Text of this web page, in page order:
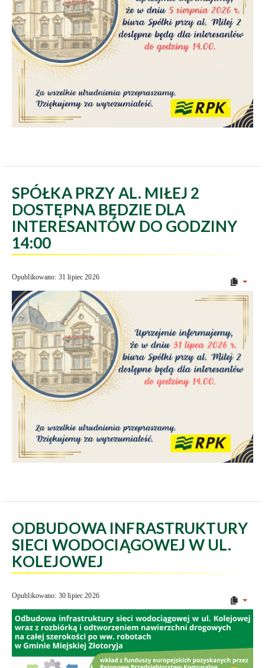
SPÓŁKA PRZY AL. MIŁEJ 2
DOSTĘPNA BĘDZIE DLA
INTERESANTÓW DO GODZINY
14:00
Opublikowano: 31 lipiec 2026
ODBUDOWA INFRASTRUKTURY
SIECI WODOCIĄGOWEJ W UL.
KOLEJOWEJ
Opublikowano: 30 lipiec 2026